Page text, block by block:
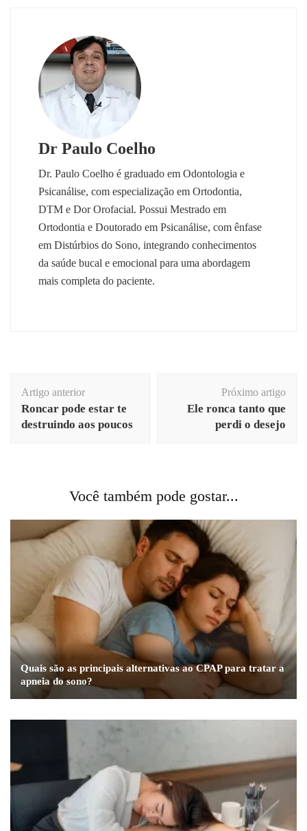
Dr Paulo Coelho
Dr. Paulo Coelho é graduado em Odontologia e
Psicanálise, com especialização em Ortodontia,
DTM e Dor Orofacial. Possui Mestrado em
Ortodontia e Doutorado em Psicanálise, com ênfase
em Distúrbios do Sono, integrando conhecimentos
da saúde bucal e emocional para uma abordagem
mais completa do paciente.
de
post
Artigo anterior
Roncar pode estar te
destruindo aos poucos
Próximo artigo
Ele ronca tanto que
perdi o desejo
Você também pode gostar...
Quais são as principais alternativas ao CPAP para tratar a
apneia do sono?